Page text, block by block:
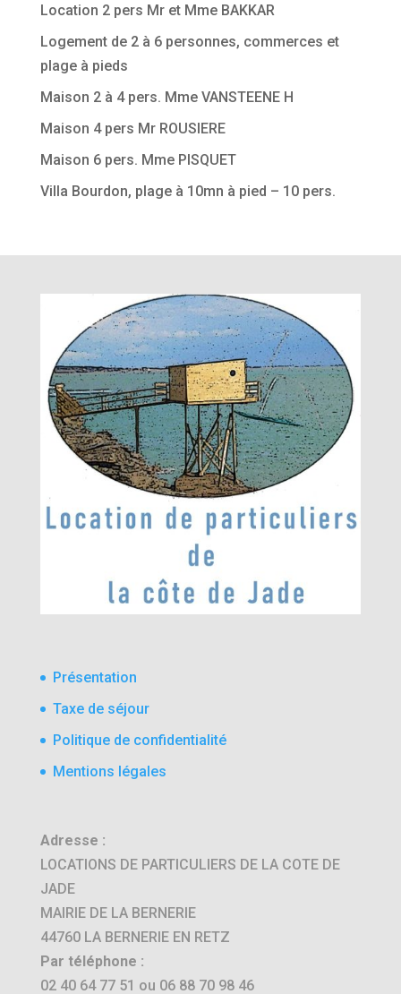
Location 2 pers Mr et Mme BAKKAR
Logement de 2 à 6 personnes, commerces et
plage à pieds
Maison 2 à 4 pers. Mme VANSTEENE H
Maison 4 pers Mr ROUSIERE
Maison 6 pers. Mme PISQUET
Villa Bourdon, plage à 10mn à pied – 10 pers.
Présentation
Taxe de séjour
Politique de confidentialité
Mentions légales
Adresse :
LOCATIONS DE PARTICULIERS DE LA COTE DE
JADE
MAIRIE DE LA BERNERIE
44760 LA BERNERIE EN RETZ
Par téléphone :
02 40 64 77 51 ou 06 88 70 98 46